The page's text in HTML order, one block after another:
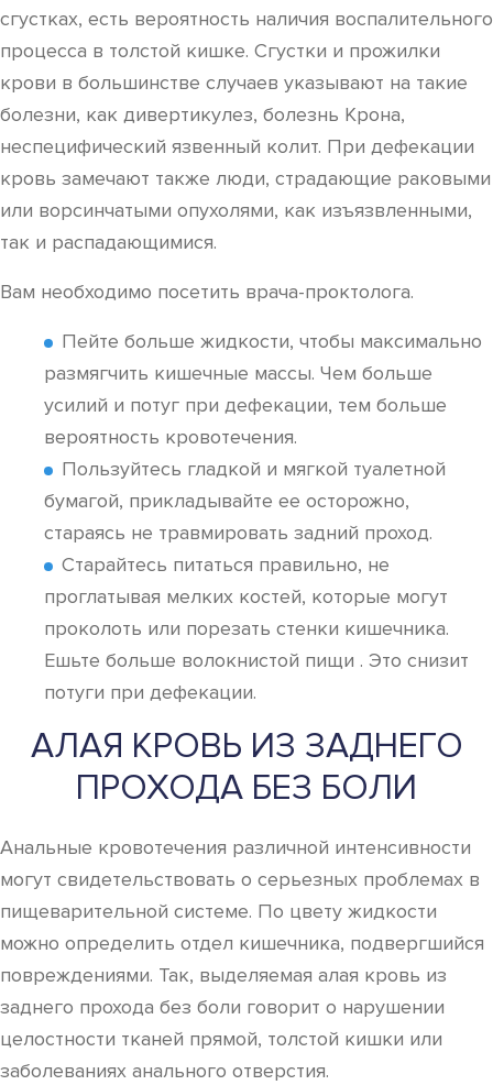
сгустках, есть вероятность наличия воспалительного
процесса в толстой кишке. Сгустки и прожилки
крови в большинстве случаев указывают на такие
болезни, как дивертикулез, болезнь Крона,
неспецифический язвенный колит. При дефекации
кровь замечают также люди, страдающие раковыми
или ворсинчатыми опухолями, как изъязвленными,
так и распадающимися.
Вам необходимо посетить врача-проктолога.
Пейте больше жидкости, чтобы максимально
размягчить кишечные массы. Чем больше
усилий и потуг при дефекации, тем больше
вероятность кровотечения.
Пользуйтесь гладкой и мягкой туалетной
бумагой, прикладывайте ее осторожно,
стараясь не травмировать задний проход.
Старайтесь питаться правильно, не
проглатывая мелких костей, которые могут
проколоть или порезать стенки кишечника.
Ешьте больше волокнистой пищи . Это снизит
потуги при дефекации.
АЛАЯ КРОВЬ ИЗ ЗАДНЕГО
ПРОХОДА БЕЗ БОЛИ
Анальные кровотечения различной интенсивности
могут свидетельствовать о серьезных проблемах в
пищеварительной системе. По цвету жидкости
можно определить отдел кишечника, подвергшийся
повреждениями. Так, выделяемая алая кровь из
заднего прохода без боли говорит о нарушении
целостности тканей прямой, толстой кишки или
заболеваниях анального отверстия.